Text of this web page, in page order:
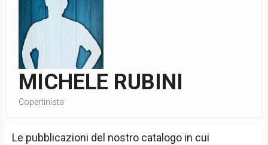
MICHELE RUBINI
Copertinista
Le pubblicazioni del nostro catalogo in cui